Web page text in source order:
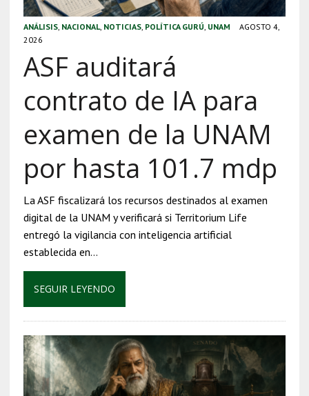
ANÁLISIS, NACIONAL, NOTICIAS, POLÍTICA GURÚ UNAM
AGOSTO 4,
2026
ASF auditará
contrato de IA para
examen de la UNAM
por hasta 101.7 mdp
La ASF fiscalizará los recursos destinados al examen
digital de la UNAM y verificará si Territorium Life
entregó la vigilancia con inteligencia artificial
establecida en…
SEGUIR LEYENDO